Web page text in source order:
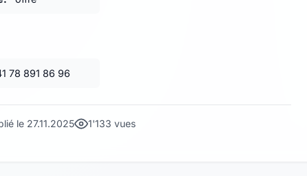
78 891 86 96
le 27.11.2025 1'133 vues